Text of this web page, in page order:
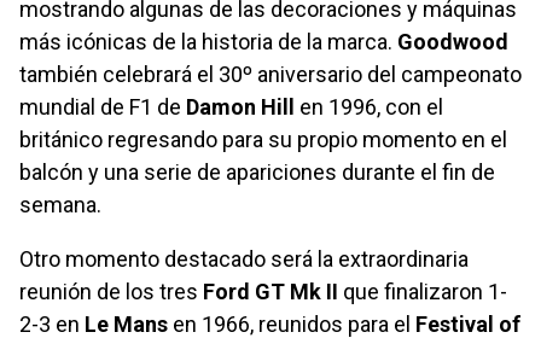
mostrando algunas de las decoraciones y máquinas
más icónicas de la historia de la marca. Goodwood
también celebrará el 30º aniversario del campeonato
mundial de F1 de Damon Hill en 1996, con el
británico regresando para su propio momento en el
balcón y una serie de apariciones durante el fin de
semana.
Otro momento destacado será la extraordinaria
reunión de los tres Ford GT Mk II que finalizaron 1-
2-3 en Le Mans en 1966, reunidos para el Festival of